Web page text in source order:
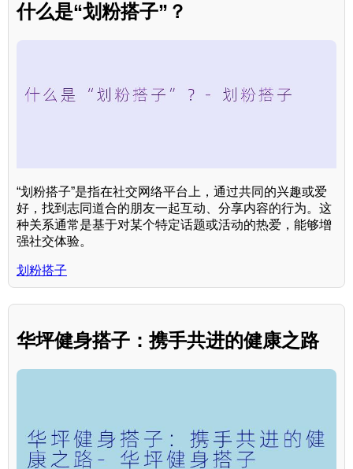
什么是“划粉搭子”？
“划粉搭子”是指在社交网络平台上，通过共同的兴趣或爱
好，找到志同道合的朋友一起互动、分享内容的行为。这
种关系通常是基于对某个特定话题或活动的热爱，能够增
强社交体验。
划粉搭子
华坪健身搭子：携手共进的健康之路